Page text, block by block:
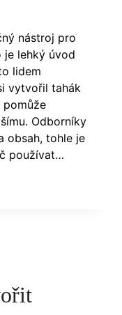
nástroj pro
je lehký úvod
lidem
vytvořil tahák
Odborníky
obsah, tohle je
používat…